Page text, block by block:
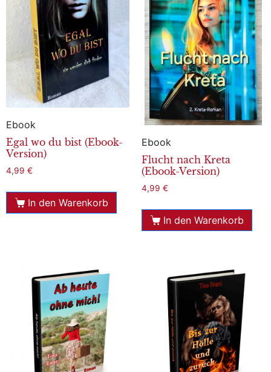
Ebook
Egal wo du bist (Ebook-
Version)
4,99 €
In den Warenkorb
Ebook
Flucht nach Kreta
(Ebook-Version)
4,99 €
In den Warenkorb